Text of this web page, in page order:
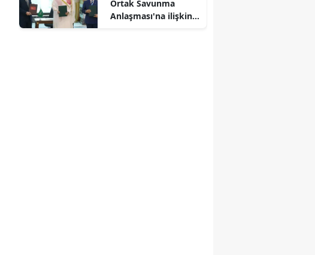
Ortak Savunma
Anlaşması'na ilişkin